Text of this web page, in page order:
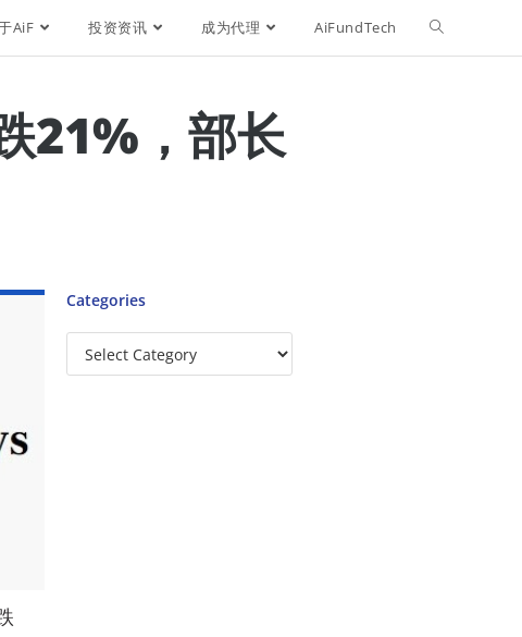
AiF 投资资讯 成为代理 AiFundTech
21%，部长
Categories